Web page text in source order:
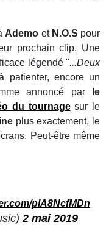
Ademo et N.O.S pour
prochain clip. Une
légendé "...Deux
patienter, encore un
annoncé par
le
du tournagesur le
plus exactement, le
Peut-être même
pIA8NcfMDn
2 mai 2019